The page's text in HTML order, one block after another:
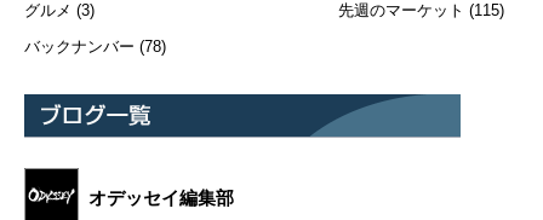
グルメ (3)
バックナンバー (78)
先週のマーケット (115)
オデッセイ編集部